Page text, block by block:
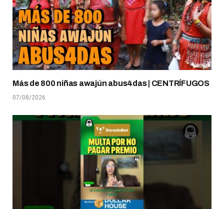
Más de 800 niñas awajún abus4das | CENTRÍFUGOS
07/08/2026